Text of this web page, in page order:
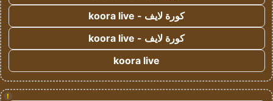
كورة لايف - koora live
كورة لايف - koora live
koora live
!